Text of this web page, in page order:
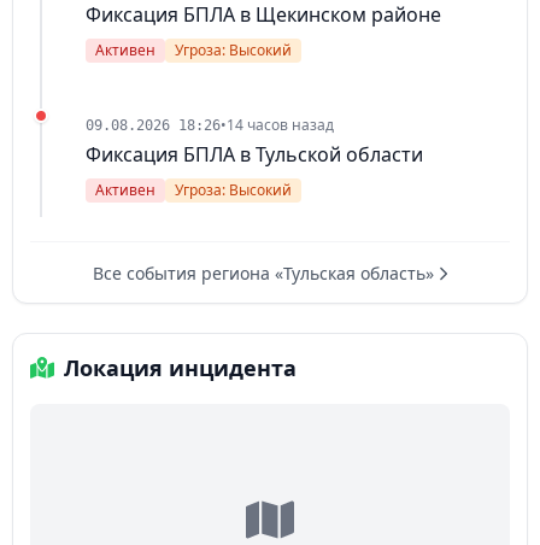
Фиксация БПЛА в Щекинском районе
Активен Угроза: Высокий
09.08.2026 18:26•14 часов назад
Фиксация БПЛА в Тульской области
Активен Угроза: Высокий
Все события региона «Тульская область»
Локация инцидента